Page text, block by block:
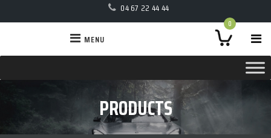
04 67 22 44 44
0
MENU
PRODUCTS